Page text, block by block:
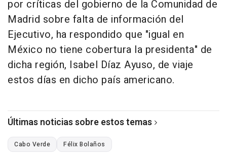
por críticas del gobierno de la Comunidad de
Madrid sobre falta de información del
Ejecutivo, ha respondido que "igual en
México no tiene cobertura la presidenta" de
dicha región, Isabel Díaz Ayuso, de viaje
estos días en dicho país americano.
Últimas noticias sobre estos temas
Cabo Verde Félix Bolaños